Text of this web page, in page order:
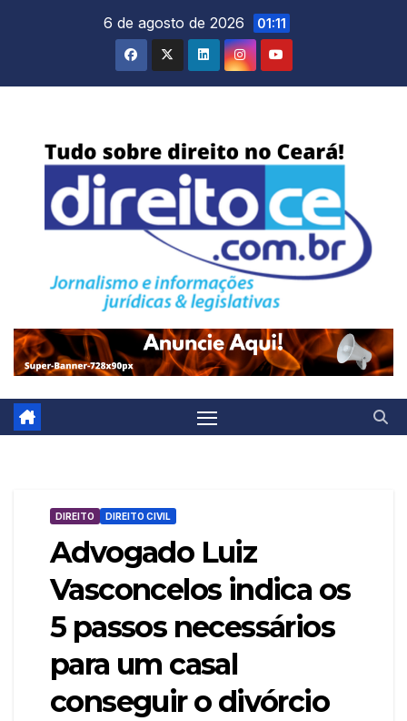
6 de agosto de 2026 01:11
DIREITO DIREITO CIVIL
Advogado Luiz
Vasconcelos indica os
5 passos necessários
para um casal
conseguir o divórcio